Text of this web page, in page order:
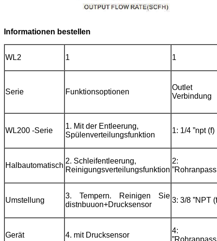
Informationen bestellen
WL2 1 1
Serie Funktionsoptionen
Verbindung
WL200 -Serie
1. Mit der Entleerung,
Spülenverteilungsfunktion
1: 1/4 ”npt (f)
Halbautomatisch
2. Schleifentleerung,
Reinigungsverteilungsfunktion
2:
Umstellung
3. Tempern. Reinigen Sie
distnbuuon+Drucksensor
3: 3/8 ”NPT
Gerät 4. mit Drucksensor
4: